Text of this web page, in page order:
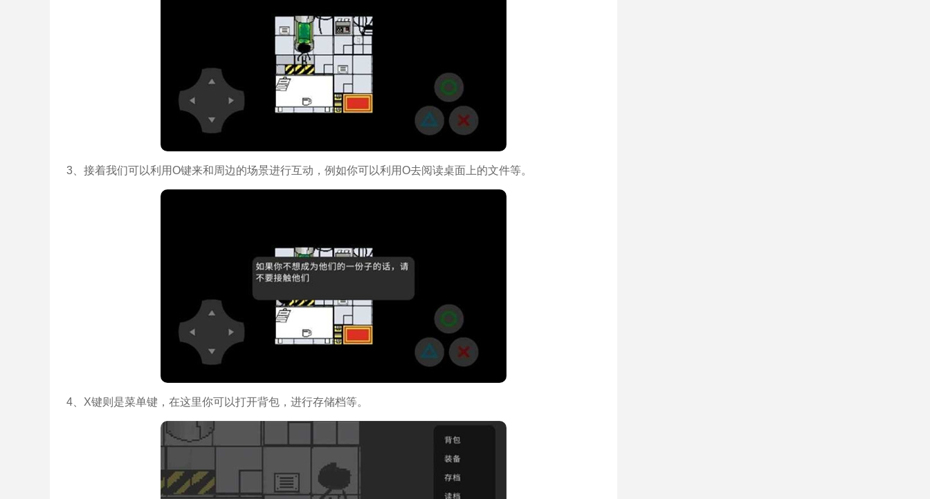
3、接着我们可以利用O键来和周边的场景进行互动，例如你可以利用O去阅读桌面上的文件等。
4、X键则是菜单键，在这里你可以打开背包，进行存储档等。